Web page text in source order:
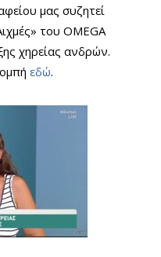
μας συζητεί
του OMEGA
χηρείας ανδρών.
εδώ.